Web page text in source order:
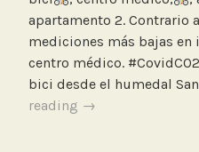
apartamento 2. Contrario
mediciones más bajas en
centro médico.
bici desde el humedal
reading Recorrido
→